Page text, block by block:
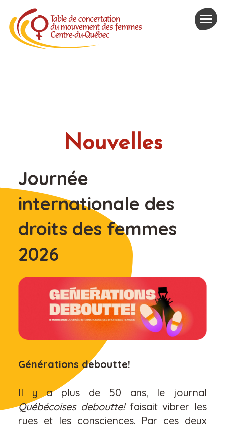
Nouvelles
Journée
internationale des
droits des femmes
2026
Générations deboutte!
Il y a plus de 50 ans, le journal
Québécoises deboutte!faisait vibrer les
rues et les consciences. Par ces deux